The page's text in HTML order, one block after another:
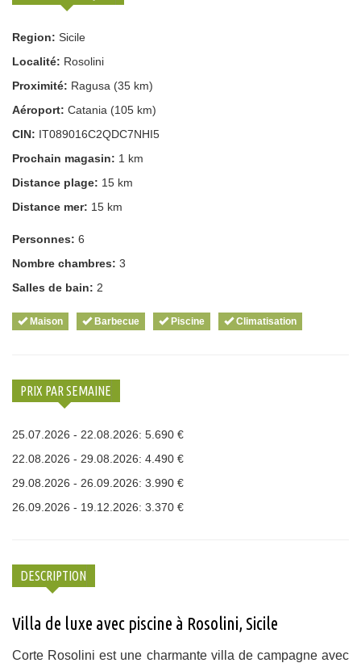
Region: Sicile
Localité: Rosolini
Proximité: Ragusa (35 km)
Aéroport: Catania (105 km)
CIN: IT089016C2QDC7NHI5
Prochain magasin: 1 km
Distance plage: 15 km
Distance mer: 15 km
Personnes: 6
Nombre chambres: 3
Salles de bain: 2
Maison Barbecue Piscine Climatisation
PRIX PAR SEMAINE
25.07.2026 - 22.08.2026: 5.690 €
22.08.2026 - 29.08.2026: 4.490 €
29.08.2026 - 26.09.2026: 3.990 €
26.09.2026 - 19.12.2026: 3.370 €
DESCRIPTION
Villa de luxe avec piscine à Rosolini, Sicile
Corte Rosolini est une charmante villa de campagne avec